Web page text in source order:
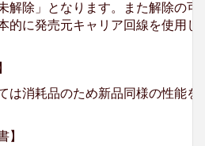
解除」となります。また解除の可
的に発売元キャリア回線を使用
は消耗品のため新品同様の性能
】